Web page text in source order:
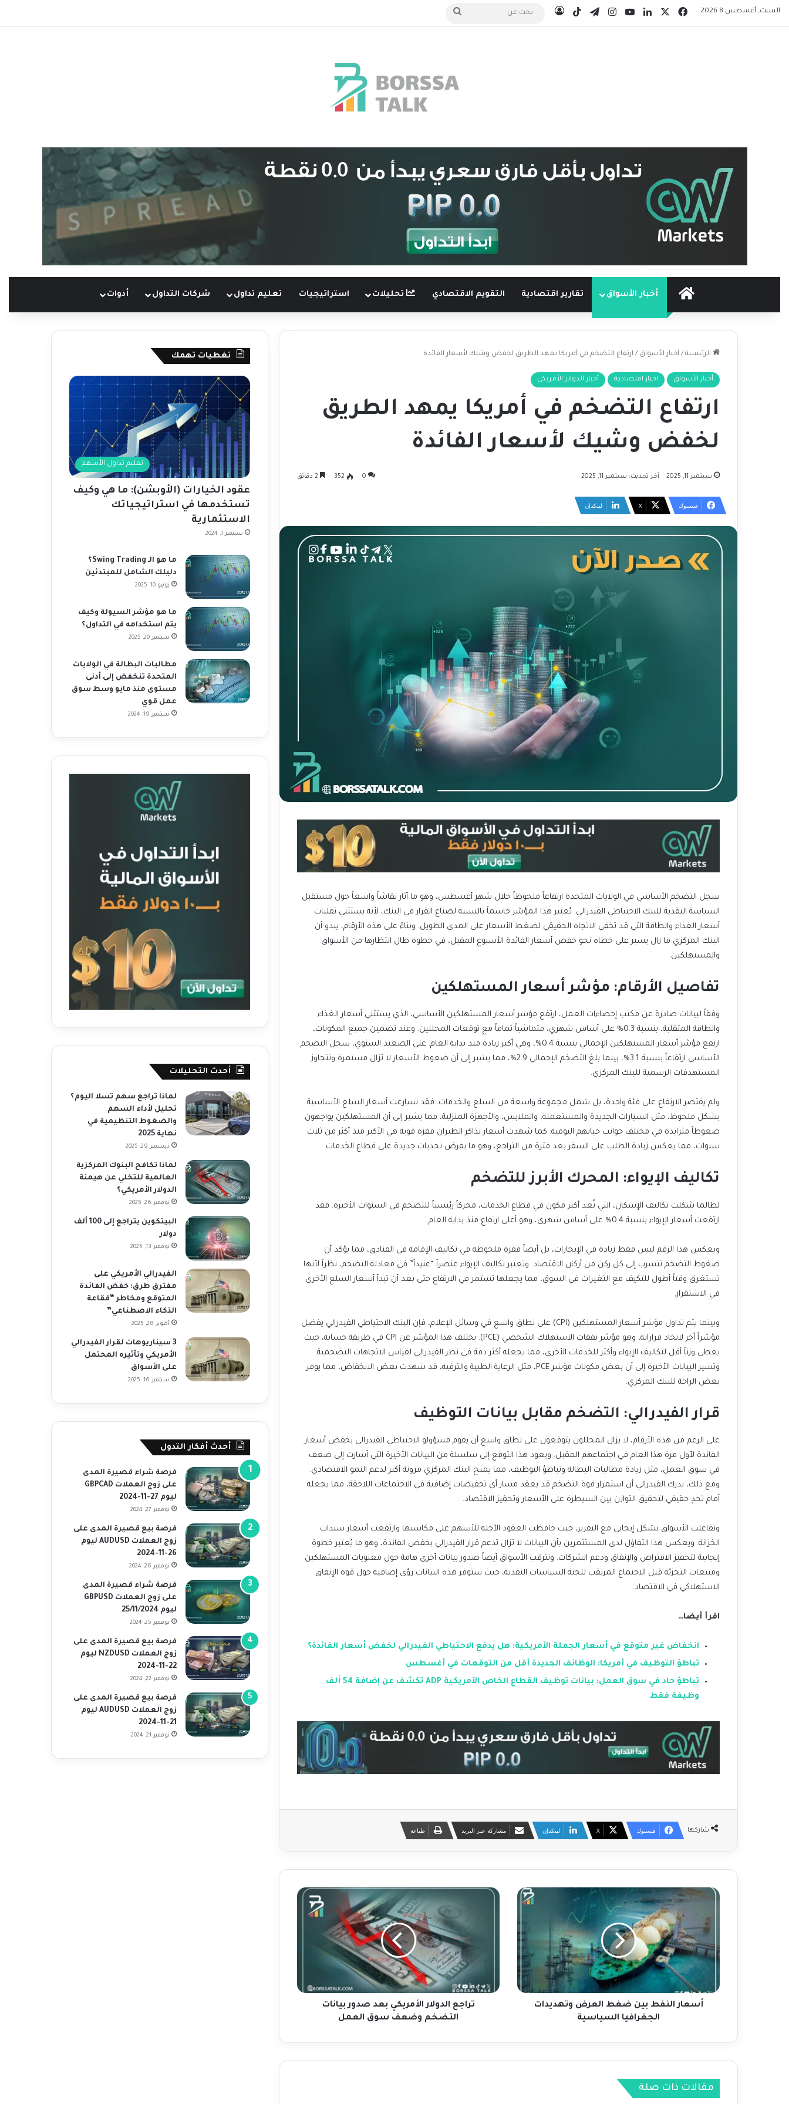
السبت, أغسطس 8 2026 فيسبوك لينكدإن‫YouTubeانستقرامتيلقرام‫TikTokتسجيل الدخول
الرئيسيةأخبار الأسواق تقارير اقتصادية التقويم الاقتصادي تحليلات استراتيجيات تعليم تداول شركات التداول أدوات
الرئيسية / أخبار الأسواق / ارتفاع التضخم في أمريكا يمهد الطريق لخفض وشيك لأسعار الفائدة
أخبار الأسواق اخبار اقتصادية أخبار الدولار الأمريكي
ارتفاع التضخم في أمريكا يمهد الطريق
لخفض وشيك لأسعار الفائدة
سبتمبر 11, 2025 آخر تحديث: سبتمبر 11, 2025 0
352
فيسبوك ‫X لينكدإن
سجل التضخم الأساسي في الولايات المتحدة ارتفاعاً ملحوظاً خلال شهر أغسطس، وهو ما أثار نقاشاً واسعاً حول مستقبل
السياسة النقدية للبنك الاحتياطي الفيدرالي. يُعتبر هذا المؤشر حاسماً بالنسبة لصناع القرار في البنك، لأنه يستثني تقلبات
أسعار الغذاء والطاقة التي قد تخفي الاتجاه الحقيقي لضغط الأسعار على المدى الطويل. وبناءً على هذه الأرقام، يبدو أن
البنك المركزي ما زال يسير على خطاه نحو خفض أسعار الفائدة الأسبوع المقبل، في خطوة طال انتظارها من الأسواق
والمستهلكين.
تفاصيل الأرقام: مؤشر أسعار المستهلكين
وفقاً لبيانات صادرة عن مكتب إحصاءات العمل، ارتفع مؤشر أسعار المستهلكين الأساسي، الذي يستثني أسعار الغذاء
والطاقة المتقلبة، بنسبة 0.3% على أساس شهري، متماشياً تماماً مع توقعات المحللين. وعند تضمين جميع المكونات،
ارتفع مؤشر أسعار المستهلكين الإجمالي بنسبة 0.4%، وهي أكبر زيادة منذ بداية العام. على الصعيد السنوي، سجل التضخم
الأساسي ارتفاعاً بنسبة 3.1%، بينما بلغ التضخم الإجمالي 2.9%، مما يشير إلى أن ضغوط الأسعار لا تزال مستمرة وتتجاوز
المستهدفات الرسمية للبنك المركزي.
ولم يقتصر الارتفاع على فئة واحدة، بل شمل مجموعة واسعة من السلع والخدمات. فقد تسارعت أسعار السلع الأساسية
بشكل ملحوظ، مثل السيارات الجديدة والمستعملة، والملابس، والأجهزة المنزلية، مما يشير إلى أن المستهلكين يواجهون
ضغوطاً متزايدة في مختلف جوانب حياتهم اليومية. كما شهدت أسعار تذاكر الطيران قفزة قوية هي الأكبر منذ أكثر من ثلاث
سنوات، مما يعكس زيادة الطلب على السفر بعد فترة من التراجع، وهو ما يفرض تحديات جديدة على قطاع الخدمات.
تكاليف الإيواء: المحرك الأبرز للتضخم
لطالما شكلت تكاليف الإسكان، التي تُعد أكبر مكون في قطاع الخدمات، محركاً رئيسياً للتضخم في السنوات الأخيرة. فقد
ارتفعت أسعار الإيواء بنسبة 0.4% على أساس شهري، وهو أعلى ارتفاع منذ بداية العام.
ويعكس هذا الرقم ليس فقط زيادة في الإيجارات، بل أيضاً قفزة ملحوظة في تكاليف الإقامة في الفنادق، مما يؤكد أن
ضغوط التضخم تتسرب إلى كل ركن من أركان الاقتصاد. وتعتبر تكاليف الإيواء عنصراً “عنيداً” في معادلة التضخم، نظراً لأنها
تستغرق وقتاً أطول للتكيف مع التغيرات في السوق، مما يجعلها تستمر في الارتفاع حتى بعد أن تبدأ أسعار السلع الأخرى
في الاستقرار.
وبينما يتم تداول مؤشر أسعار المستهلكين (CPI) على نطاق واسع في وسائل الإعلام، فإن البنك الاحتياطي الفيدرالي يفضل
مؤشراً آخر لاتخاذ قراراته، وهو مؤشر نفقات الاستهلاك الشخصي (PCE). يختلف هذا المؤشر عن CPI في طريقة حسابه، حيث
يعطي وزناً أقل لتكاليف الإيواء وأكثر للخدمات الأخرى، مما يجعله أكثر دقة في نظر الفيدرالي لقياس الاتجاهات التضخمية.
وتشير البيانات الأخيرة إلى أن بعض مكونات مؤشر PCE، مثل الرعاية الطبية والترفيه، قد شهدت بعض الانخفاض، مما يوفر
بعض الراحة للبنك المركزي.
قرار الفيدرالي: التضخم مقابل بيانات التوظيف
على الرغم من هذه الأرقام، لا يزال المحللون يتوقعون على نطاق واسع أن يقوم مسؤولو الاحتياطي الفيدرالي بخفض أسعار
الفائدة لأول مرة هذا العام في اجتماعهم المقبل. ويعود هذا التوقع إلى سلسلة من البيانات الأخيرة التي أشارت إلى ضعف
في سوق العمل، مثل زيادة مطالبات البطالة وتباطؤ التوظيف، مما يمنح البنك المركزي مرونة أكبر لدعم النمو الاقتصادي.
ومع ذلك، يدرك الفيدرالي أن استمرار قوة التضخم قد يعقد مسار أي تخفيضات إضافية في الاجتماعات اللاحقة، مما يجعله
أمام تحدٍ حقيقي لتحقيق التوازن بين السيطرة على الأسعار وتحفيز الاقتصاد.
وتفاعلت الأسواق بشكل إيجابي مع التقرير، حيث حافظت العقود الآجلة للأسهم على مكاسبها وارتفعت أسعار سندات
الخزانة. ويعكس هذا التفاؤل لدى المستثمرين بأن البيانات لا تزال تدعم قرار الفيدرالي بخفض الفائدة، وهو ما يُعتبر خطوة
إيجابية لتحفيز الاقتراض والإنفاق ودعم الشركات. وتترقب الأسواق أيضاً صدور بيانات أخرى هامة حول معنويات المستهلكين
ومبيعات التجزئة قبل الاجتماع المرتقب للجنة السياسات النقدية، حيث ستوفر هذه البيانات رؤى إضافية حول قوة الإنفاق
الاستهلاكي في الاقتصاد.
اقرأ أيضا…
انخفاض غير متوقع في أسعار الجملة الأمريكية: هل يدفع الاحتياطي الفيدرالي لخفض أسعار الفائدة؟
تباطؤ التوظيف في أمريكا: الوظائف الجديدة أقل من التوقعات في أغسطس
تباطؤ حاد في سوق العمل: بيانات توظيف القطاع الخاص الأمريكية ADP تكشف عن إضافة 54 ألف
وظيفة فقط
شاركها فيسبوك ‫X لينكدإن مشاركة عبر البريد طباعة
أ
ا
ف
ن
ط
أسعار النفط بين ضغط العرض وتهديدات
الجغرافيا السياسية
ت
و
ا
تراجع الدولار الأمريكي بعد صدور بيانات
التضخم وضعف سوق العمل
مقالات ذات صلة
تغطيات تهمك
تعليم تداول الأسهم
عقود الخيارات (الأوبشن): ما هي وكيف
تستخدمها في استراتيجياتك
الاستثمارية
سبتمبر 1, 2024
ما هو الـ Swing Trading؟
دليلك الشامل للمبتدئين
يونيو 10, 2025
ما هو مؤشر السيولة وكيف
يتم استخدامه في التداول؟
سبتمبر 20, 2025
مطالبات البطالة في الولايات
المتحدة تنخفض إلى أدنى
مستوى منذ مايو وسط سوق
عمل قوي
سبتمبر 19, 2024
أحدث التحليلات
لماذا تراجع سهم تسلا اليوم؟
تحليل لأداء السهم
والضغوط التنظيمية في
نهاية 2025
ديسمبر 29, 2025
لماذا تكافح البنوك المركزية
العالمية للتخلي عن هيمنة
الدولار الأمريكي؟
نوفمبر 26, 2025
البيتكوين يتراجع إلى 100 ألف
دولار
نوفمبر 13, 2025
الفيدرالي الأمريكي على
مفترق طرق: خفض الفائدة
المتوقع ومخاطر “فقاعة
الذكاء الاصطناعي”
أكتوبر 28, 2025
3 سيناريوهات لقرار الفيدرالي
الأمريكي وتأثيره المحتمل
على الأسواق
سبتمبر 16, 2025
أحدث أفكار التدول
فرصة شراء قصيرة المدى
على زوج العملات GBPCAD
ليوم 27-11-2024
نوفمبر 27, 2024
فرصة بيع قصيرة المدى على
زوج العملات AUDUSD ليوم
26-11-2024
نوفمبر 26, 2024
فرصة شراء قصيرة المدى
على زوج العملات GBPUSD
ليوم 25/11/2024
نوفمبر 25, 2024
فرصة بيع قصيرة المدى على
زوج العملات NZDUSD ليوم
22-11-2024
نوفمبر 22, 2024
فرصة بيع قصيرة المدى على
زوج العملات AUDUSD ليوم
21-11-2024
نوفمبر 21, 2024